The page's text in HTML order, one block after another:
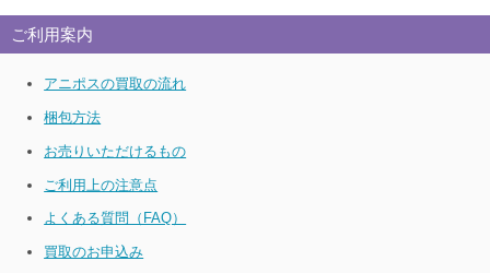
ご利用案内
アニポスの買取の流れ
梱包方法
お売りいただけるもの
ご利用上の注意点
よくある質問（FAQ）
買取のお申込み